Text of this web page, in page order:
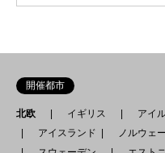
開催都市
北欧 イギリス アイ
アイスランド
ノルウェ